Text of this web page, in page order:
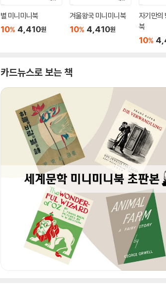
별 미니미니북
10% 4,410원
겨울왕국 미니미니북
10% 4,410원
자기만의
북
10%
카드뉴스로 보는 책